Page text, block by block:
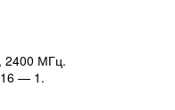
2400 МГц.
— 1.